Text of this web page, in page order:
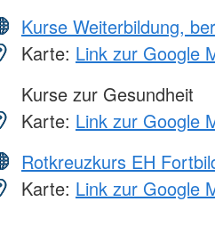
Kurse Weiterbildung,
Karte: Link zur Google
Kurse zur Gesundheit
Karte: Link zur Google
Rotkreuzkurs EH
Karte: Link zur Google